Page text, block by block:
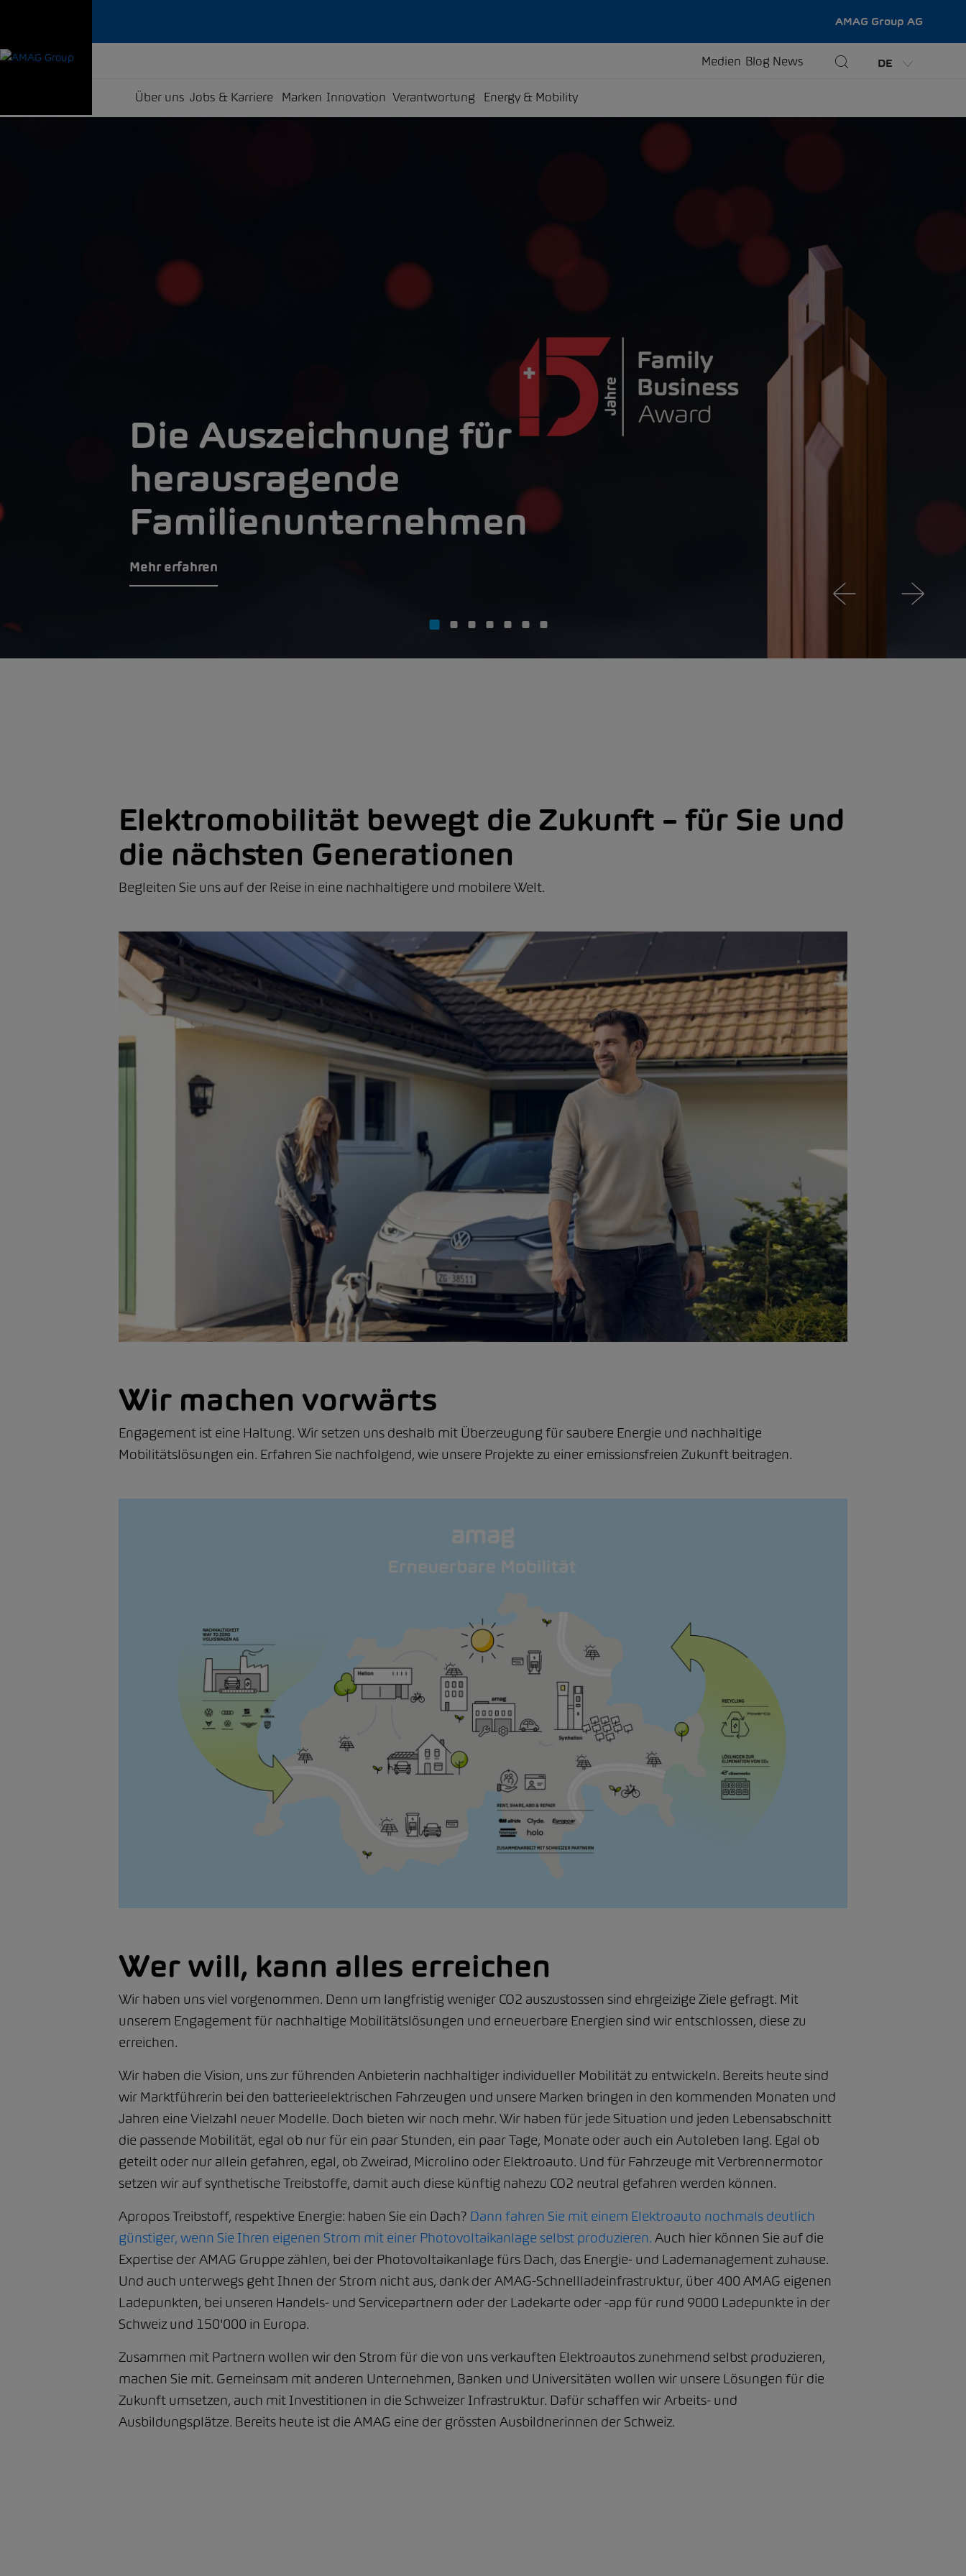
AMAG Group AG
Medien Blog News DE
Über uns Jobs & Karriere Marken Innovation Verantwortung Energy & Mobility
Die Auszeichnung für
herausragende
Familienunternehmen
Mehr erfahren
Elektromobilität bewegt die Zukunft – für Sie und
die nächsten Generationen
Begleiten Sie uns auf der Reise in eine nachhaltigere und mobilere Welt.
Wir machen vorwärts
Engagement ist eine Haltung. Wir setzen uns deshalb mit Überzeugung für saubere Energie und nachhaltige
Mobilitätslösungen ein. Erfahren Sie nachfolgend, wie unsere Projekte zu einer emissionsfreien Zukunft beitragen.
Wer will, kann alles erreichen
Wir haben uns viel vorgenommen. Denn um langfristig weniger CO2 auszustossen sind ehrgeizige Ziele gefragt. Mit
unserem Engagement für nachhaltige Mobilitätslösungen und erneuerbare Energien sind wir entschlossen, diese zu
erreichen.
Wir haben die Vision, uns zur führenden Anbieterin nachhaltiger individueller Mobilität zu entwickeln. Bereits heute sind
wir Marktführerin bei den batterieelektrischen Fahrzeugen und unsere Marken bringen in den kommenden Monaten und
Jahren eine Vielzahl neuer Modelle. Doch bieten wir noch mehr. Wir haben für jede Situation und jeden Lebensabschnitt
die passende Mobilität, egal ob nur für ein paar Stunden, ein paar Tage, Monate oder auch ein Autoleben lang. Egal ob
geteilt oder nur allein gefahren, egal, ob Zweirad, Microlino oder Elektroauto. Und für Fahrzeuge mit Verbrennermotor
setzen wir auf synthetische Treibstoffe, damit auch diese künftig nahezu CO2 neutral gefahren werden können.
Apropos Treibstoff, respektive Energie: haben Sie ein Dach? Dann fahren Sie mit einem Elektroauto nochmals deutlich
günstiger, wenn Sie Ihren eigenen Strom mit einer Photovoltaikanlage selbst produzieren. Auch hier können Sie auf die
Expertise der AMAG Gruppe zählen, bei der Photovoltaikanlage fürs Dach, das Energie- und Lademanagement zuhause.
Und auch unterwegs geht Ihnen der Strom nicht aus, dank der AMAG-Schnellladeinfrastruktur, über 400 AMAG eigenen
Ladepunkten, bei unseren Handels- und Servicepartnern oder der Ladekarte oder -app für rund 9000 Ladepunkte in der
Schweiz und 150'000 in Europa.
Zusammen mit Partnern wollen wir den Strom für die von uns verkauften Elektroautos zunehmend selbst produzieren,
machen Sie mit. Gemeinsam mit anderen Unternehmen, Banken und Universitäten wollen wir unsere Lösungen für die
Zukunft umsetzen, auch mit Investitionen in die Schweizer Infrastruktur. Dafür schaffen wir Arbeits- und
Ausbildungsplätze. Bereits heute ist die AMAG eine der grössten Ausbildnerinnen der Schweiz.